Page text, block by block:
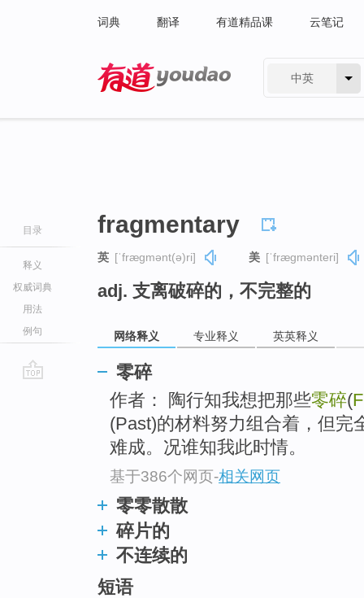
词典 翻译 有道精品课 云笔记
中英
目录
释义
权威词典
用法
例句
fragmentary
英 [ˈfræɡmənt(ə)ri] 美 [ˈfræɡmənteri]
adj. 支离破碎的，不完整的
网络释义 专业释义 英英释义
零碎
作者： 陶行知我想把那些零碎(
(Past)的材料努力组合着，但完
难成。况谁知我此时情。
基于386个网页-相关网页
零零散散
碎片的
不连续的
短语